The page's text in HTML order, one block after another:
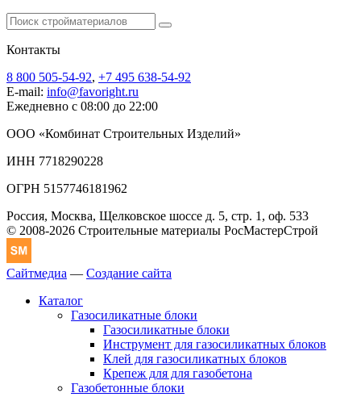
Контакты
8 800 505-54-92, +7 495 638-54-92
E-mail: info@favoright.ru
Ежедневно с 08:00 до 22:00
ООО «Комбинат Строительных Изделий»
ИНН 7718290228
ОГРН 5157746181962
Россия, Москва, Щелковское шоссе д. 5, стр. 1, оф. 533
© 2008-2026 Строительные материалы РосМастерСтрой
Сайтмедиа — Создание сайта
Каталог
Газосиликатные блоки
Газосиликатные блоки
Инструмент для газосиликатных блоков
Клей для газосиликатных блоков
Крепеж для для газобетона
Газобетонные блоки